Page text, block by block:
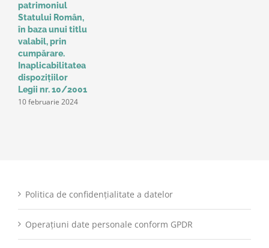
patrimoniul
Statului Român,
în baza unui titlu
valabil, prin
cumpărare.
Inaplicabilitatea
dispozițiilor
Legii nr. 10/2001
10 februarie 2024
Politica de confidențialitate a datelor
Operațiuni date personale conform GPDR